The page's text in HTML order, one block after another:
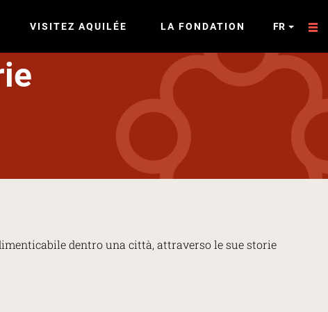
VISITEZ AQUILÉE LA FONDATION FR
dentro una città, attraverso le sue storie